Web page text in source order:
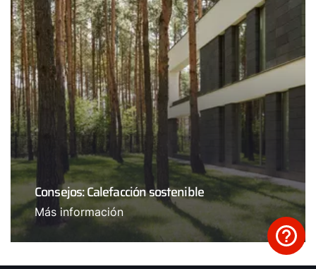
Consejos: Calefacción sostenible
Más información